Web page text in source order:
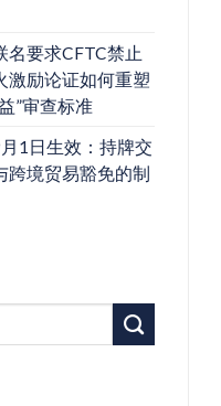
名要求CFTC禁止
激励论证如何重塑
”审查标准
1日生效：持牌交
跨境贸易豁免的制